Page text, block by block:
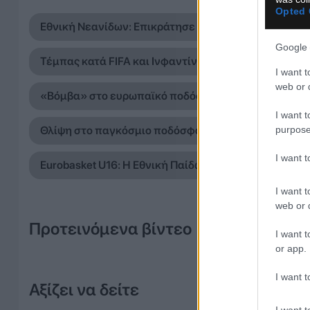
Opted
Google
I want
web or
I want
I want
I want
web or
I want
or app.
I want
Εθνική Νεανίδων: Επικράτησε της Βουλγαρίας και
Τέμπας κατά FIFA και Ινφαντίνο: «Η συγγνώμη του
«Βόμβα» στο ευρωπαϊκό ποδόσφαιρο: Στη
Θλίψη στο παγκόσμιο ποδόσφαιρο: Έφυγε από τη
Eurobasket U16: Η Εθνική Παίδων αντιμετωπίζει το
Προτεινόμενα βίντεο
Αξίζει να δείτε